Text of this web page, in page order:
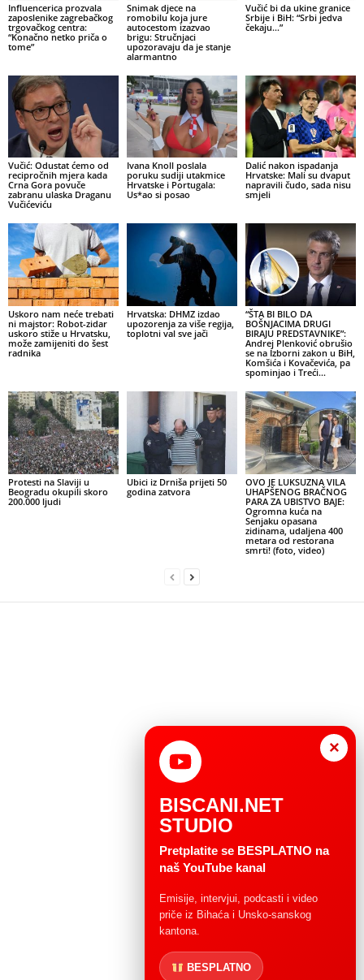
Influencerica prozvala
zaposlenike zagrebačkog
trgovačkog centra:
“Konačno netko priča o
tome”
Snimak djece na
romobilu koja jure
autocestom izazvao
brigu: Stručnjaci
upozoravaju da je stanje
alarmantno
Vučić bi da ukine granice
Srbije i BiH: “Srbi jedva
čekaju…”
Vučić: Odustat ćemo od
recipročnih mjera kada
Crna Gora povuče
zabranu ulaska Draganu
Vučićeviću
Ivana Knoll poslala
poruku sudiji utakmice
Hrvatske i Portugala:
Us*ao si posao
Dalić nakon ispadanja
Hrvatske: Mali su dvaput
napravili čudo, sada nisu
smjeli
Uskoro nam neće trebati
ni majstor: Robot-zidar
uskoro stiže u Hrvatsku,
može zamijeniti do šest
radnika
Hrvatska: DHMZ izdao
upozorenja za više regija,
toplotni val sve jači
“ŠTA BI BILO DA
BOŠNJACIMA DRUGI
BIRAJU PREDSTAVNIKE”:
Andrej Plenković obrušio
se na Izborni zakon u BiH,
Komšića i Kovačevića, pa
spominjao i Treći...
Protesti na Slaviji u
Beogradu okupili skoro
200.000 ljudi
Ubici iz Drniša prijeti 50
godina zatvora
OVO JE LUKSUZNA VILA
UHAPŠENOG BRAČNOG
PARA ZA UBISTVO BAJE:
Ogromna kuća na
Senjaku opasana
zidinama, udaljena 400
metara od restorana
smrti! (foto, video)
×
BISCANI.NET
STUDIO
Pretplatite se BESPLATNO na
naš YouTube kanal
Emisije, intervjui, podcasti i video
priče iz Bihaća i Unsko-sanskog
kantona.
BESPLATNO